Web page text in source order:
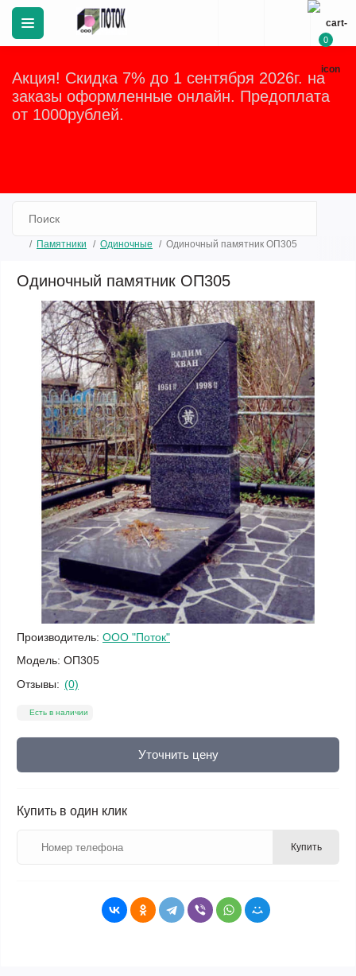
Акция! Скидка 7% до 1 сентября 2026г. на
заказы оформленные онлайн. Предоплата
от 1000рублей.
0
Памятники Одиночные Одиночный памятник ОП305
Одиночный памятник ОП305
Производитель: ООО "Поток"
Модель: ОП305
Отзывы: (0)
Есть в наличии
Уточнить цену
Купить в один клик
Купить